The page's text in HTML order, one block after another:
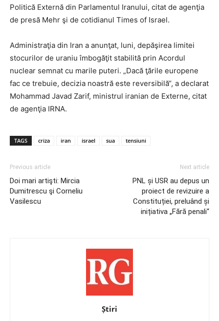
Politică Externă din Parlamentul Iranului, citat de agenţia
de presă Mehr şi de cotidianul Times of Israel.
Administraţia din Iran a anunţat, luni, depăşirea limitei
stocurilor de uraniu îmbogăţit stabilită prin Acordul
nuclear semnat cu marile puteri. „Dacă ţările europene
fac ce trebuie, decizia noastră este reversibilă“, a declarat
Mohammad Javad Zarif, ministrul iranian de Externe, citat
de agenţia IRNA.
TAGS criza iran israel sua tensiuni
Previous article
Doi mari artişti: Mircia
Dumitrescu şi Corneliu
Vasilescu
Next article
PNL și USR au depus un
proiect de revizuire a
Constituției, preluând și
inițiativa „Fără penali“
Știri